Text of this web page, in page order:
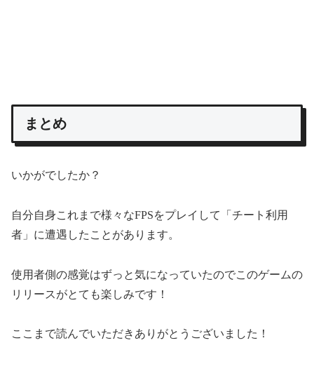
まとめ
いかがでしたか？
自分自身これまで様々なFPSをプレイして「チート利用
者」に遭遇したことがあります。
使用者側の感覚はずっと気になっていたのでこのゲームの
リリースがとても楽しみです！
ここまで読んでいただきありがとうございました！